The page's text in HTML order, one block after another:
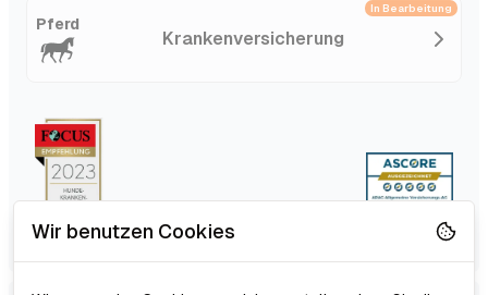
Wir benutzen Cookies
In Bearbeitung
Pferd
Kranken­versicherung